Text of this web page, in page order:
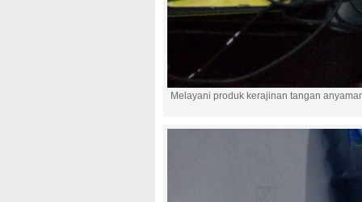
Melayani produk kerajinan tangan